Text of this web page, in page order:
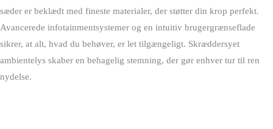
sæder er beklædt med fineste materialer, der støtter din krop perfekt.
Avancerede infotainmentsystemer og en intuitiv brugergrænseflade
sikrer, at alt, hvad du behøver, er let tilgængeligt. Skræddersyet
ambientelys skaber en behagelig stemning, der gør enhver tur til ren
nydelse.